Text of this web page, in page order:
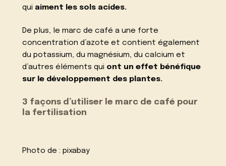
qui aiment les sols acides.
De plus, le marc de café a une forte
concentration d’azote et contient également
du potassium, du magnésium, du calcium et
d’autres éléments qui ont un effet bénéfique
sur le développement des plantes.
3 façons d’utiliser le marc de café pour
la fertilisation
Photo de :pixabay